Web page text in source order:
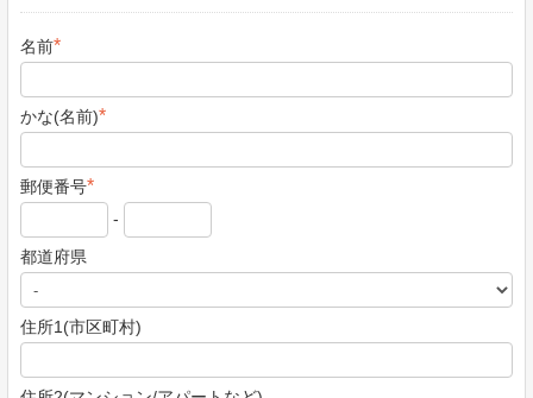
名前*
かな(名前)*
郵便番号*
-
都道府県
住所1(市区町村)